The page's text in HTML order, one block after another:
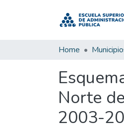
Home
Norte
2003-